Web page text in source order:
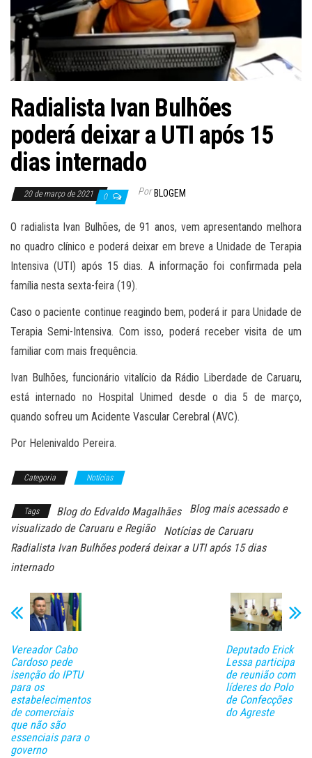
Radialista Ivan Bulhões
poderá deixar a UTI após 15
dias internado
20 de março de 2021 0 Por BLOGEM
O radialista Ivan Bulhões, de 91 anos, vem apresentando melhora
no quadro clínico e poderá deixar em breve a Unidade de Terapia
Intensiva (UTI) após 15 dias. A informação foi confirmada pela
família nesta sexta-feira (19).
Caso o paciente continue reagindo bem, poderá ir para Unidade de
Terapia Semi-Intensiva. Com isso, poderá receber visita de um
familiar com mais frequência.
Ivan Bulhões, funcionário vitalício da Rádio Liberdade de Caruaru,
está internado no Hospital Unimed desde o dia 5 de março,
quando sofreu um Acidente Vascular Cerebral (AVC).
Por Helenivaldo Pereira.
Categoria Notícias
Tags Blog do Edvaldo Magalhães
Blog mais acessado e
visualizado de Caruaru e Região
Notícias de Caruaru
Radialista Ivan Bulhões poderá deixar a UTI após 15 dias
internado
Vereador Cabo
Cardoso pede
isenção do IPTU
para os
estabelecimentos
de comerciais
que não são
essenciais para o
governo
Deputado Erick
Lessa participa
de reunião com
líderes do Polo
de Confecções
do Agreste